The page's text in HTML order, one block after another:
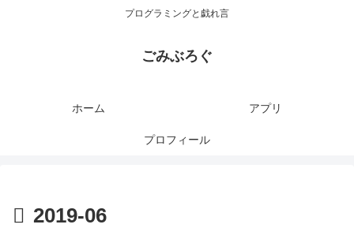
プログラミングと戯れ言
ごみぶろぐ
ホーム アプリ
プロフィール
2019-06